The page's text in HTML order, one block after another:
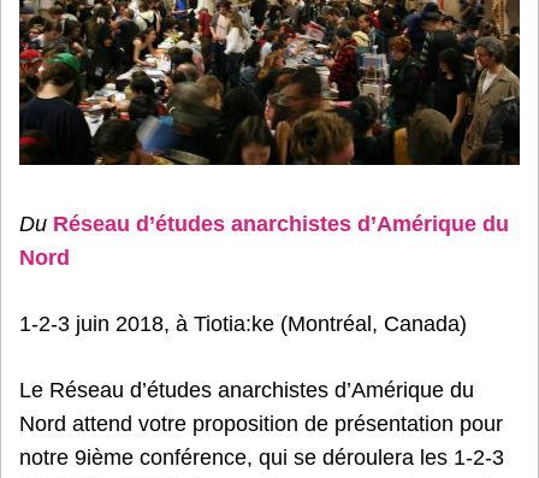
Du Réseau d’études anarchistes d’Amérique du
Nord
1-2-3 juin 2018, à Tiotia:ke (Montréal, Canada)
Le Réseau d’études anarchistes d’Amérique du
Nord attend votre proposition de présentation pour
notre 9ième conférence, qui se déroulera les 1-2-3